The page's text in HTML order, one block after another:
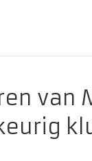
van